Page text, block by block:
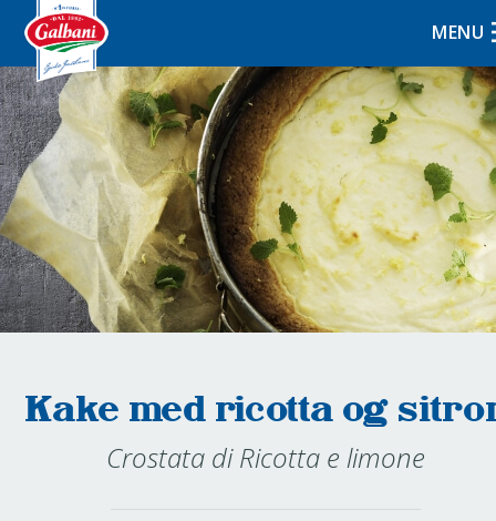
MENU
Kake med ricotta og
Crostata di Ricotta e limone